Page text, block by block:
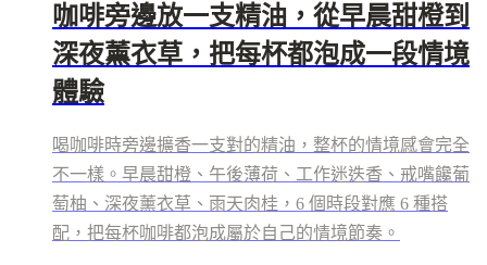
咖啡旁邊放一支精油，從早晨甜橙到
深夜薰衣草，把每杯都泡成一段情境
體驗
喝咖啡時旁邊擴香一支對的精油，整杯的情境感會完全
不一樣。早晨甜橙、午後薄荷、工作迷迭香、戒嘴饞葡
萄柚、深夜薰衣草、雨天肉桂，6 個時段對應 6 種搭
配，把每杯咖啡都泡成屬於自己的情境節奏。